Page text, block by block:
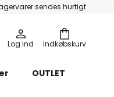
sendes hurtigt
Indkøbskurv
Log ind
OUTLET